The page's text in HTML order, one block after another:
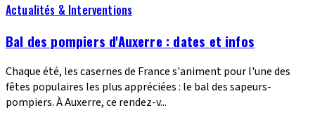
Actualités & Interventions
Bal des pompiers d'Auxerre : dates et infos
Chaque été, les casernes de France s'animent pour l'une des
fêtes populaires les plus appréciées : le bal des sapeurs-
pompiers. À Auxerre, ce rendez-v...